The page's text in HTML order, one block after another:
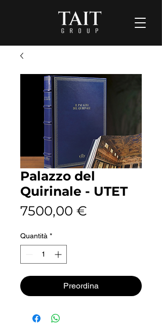
Palazzo del
Quirinale - UTET
7500,00 €
Quantità *
Preordina